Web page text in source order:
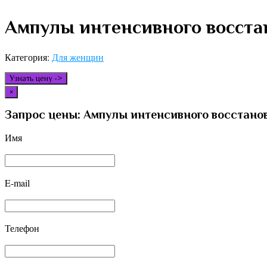
Ампулы интенсивного
Категория: Для женщин
Узнать цену ->
×
Запрос цены: Ампулы интенсивного
Имя
E-mail
Телефон